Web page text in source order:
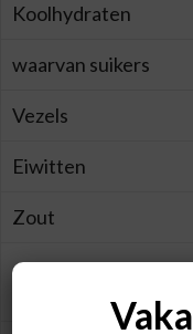
Koolhydraten
waarvan suikers
Vezels
Eiwitten
Zout